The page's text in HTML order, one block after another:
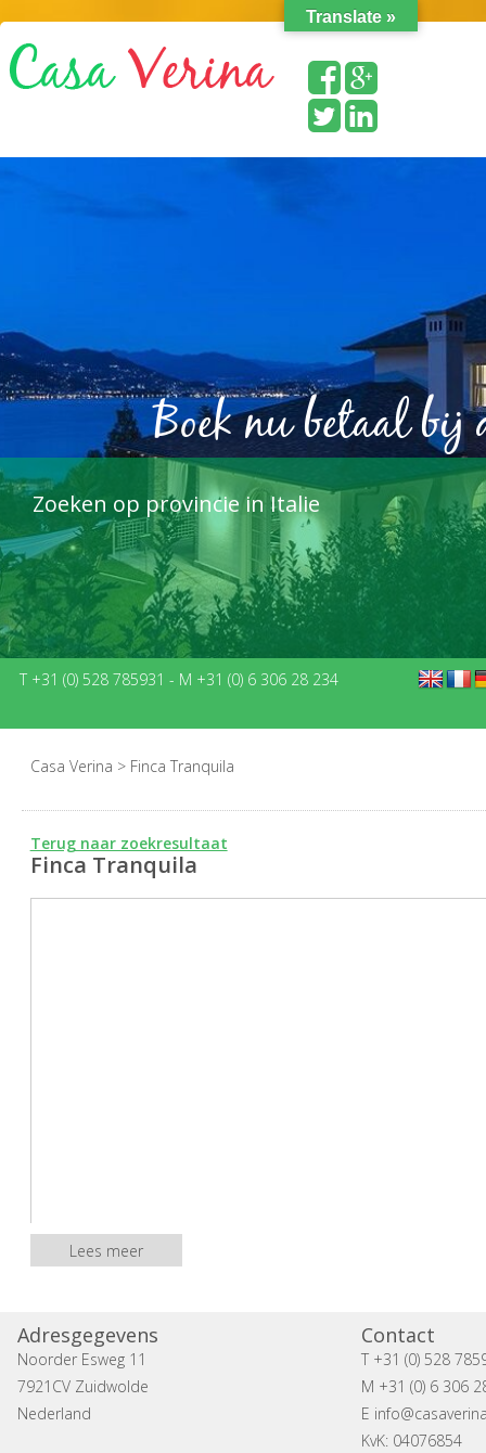
Zoeken op provincie in Italie
Boek nu betaal bij
T +31 (0) 528 785931 - M +31 (0) 6 306 28 234
Casa Verina > Finca Tranquila
Terug naar zoekresultaat
Finca Tranquila
Lees meer
Adresgegevens
Noorder Esweg 11
7921CV Zuidwolde
Nederland
Contact
T +31 (0) 528
M +31 (0) 6 306
E
KvK: 04076854
Translate »